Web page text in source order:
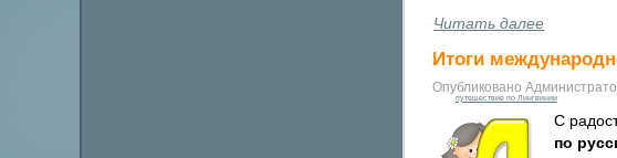
Читать далее
Итоги
Опубликовано
путешествие по Лингвинии
С
по